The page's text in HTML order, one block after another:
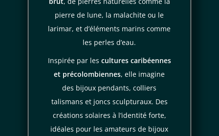
Évitez l’eau et les cosmétiques :
préserver leur finition lisse.
Un entretien rapide et régulier permettra à vos boucles
d’oreilles en laiton lisse de conserver leur éclat naturel et
COMMANDEZ AMAÏRA, BIJOU CÉLESTE ET
ARTISANAL
pierre de lune, la malachite ou le
larimar, et d’éléments marins comme
les perles d’eau.
Inspirée par les cultures caribéennes
et précolombiennes, elle imagine
des bijoux pendants, colliers
talismans et joncs sculpturaux. Des
créations solaires à l’identité forte,
idéales pour les amateurs de bijoux
conditions d'utilisation